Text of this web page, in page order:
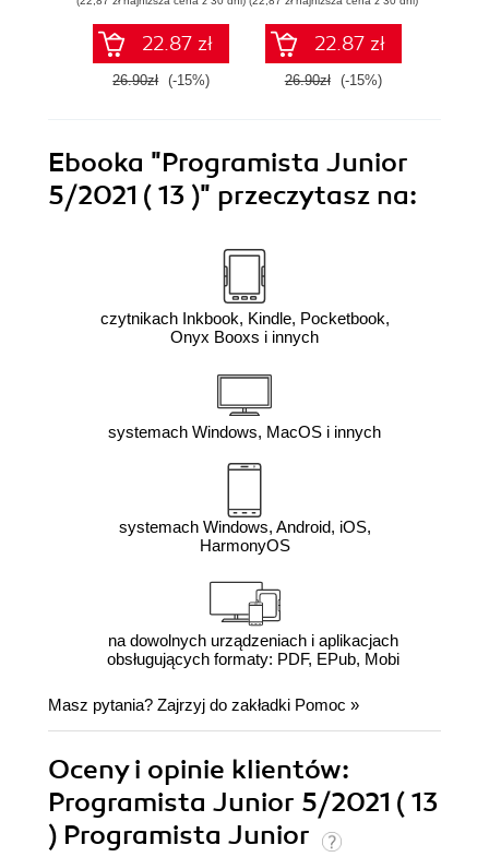
22.87 zł
26.90zł (-15%)
22.87 zł
26.90zł (-15%)
Ebooka "Programista Junior
5/2021 ( 13 )" przeczytasz na:
czytnikach Inkbook, Kindle, Pocketbook,
Onyx Booxs i innych
systemach Windows, MacOS i innych
systemach Windows, Android, iOS,
HarmonyOS
na dowolnych urządzeniach i aplikacjach
obsługujących formaty: PDF, EPub, Mobi
Masz pytania? Zajrzyj do zakładki Pomoc »
Oceny i opinie klientów:
Programista Junior 5/2021 ( 13
) Programista Junior